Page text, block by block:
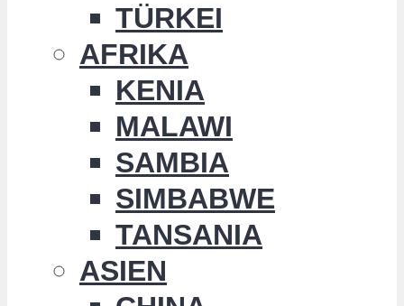
TÜRKEI
AFRIKA
KENIA
MALAWI
SAMBIA
SIMBABWE
TANSANIA
ASIEN